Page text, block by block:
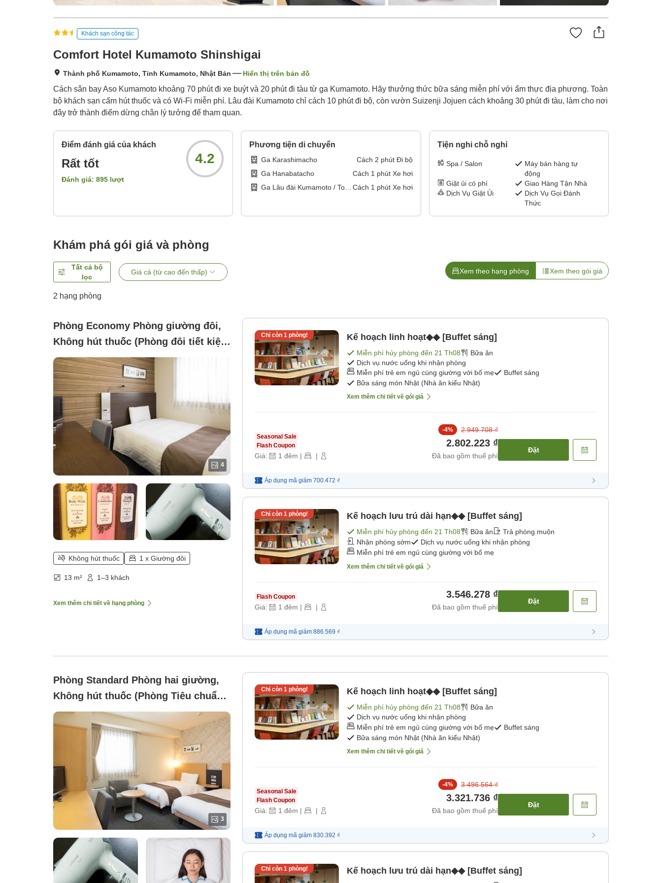
Khách sạn công tác
Comfort Hotel Kumamoto Shinshigai
Thành phố Kumamoto, Tỉnh Kumamoto, Nhật Bản Hiển thị trên bản đồ
Cách sân bay Aso Kumamoto khoảng 70 phút đi xe buýt và 20 phút đi tàu từ ga Kumamoto. Hãy thưởng thức bữa sáng miễn phí với ẩm thực địa phương. Toàn
bộ khách sạn cấm hút thuốc và có Wi-Fi miễn phí. Lâu đài Kumamoto chỉ cách 10 phút đi bộ, còn vườn Suizenji Jojuen cách khoảng 30 phút đi tàu, làm cho nơi
đây trở thành điểm dừng chân lý tưởng để tham quan.
Điểm đánh giá của khách
Rất tốt
Đánh giá: 895 lượt
4.2
Phương tiện di chuyển
Ga Karashimacho Cách 2 phút Đi bộ
Ga Hanabatacho
Cách 1 phút Xe hơi
Ga Lâu đài Kumamoto / Toà Cách 1 phút Xe hơi
Tiện nghi chỗ nghỉ
Spa / Salon
Máy bán hàng tự
động
Giặt ủi có phí
Giao Hàng Tận Nhà
Dịch Vụ Giặt Ủi
Dịch Vụ Gọi Đánh
Thức
Khám phá gói giá và phòng
Tất cả bộ
lọc
Giá cả (từ cao đến thấp) Xem theo hạng phòng Xem theo gói giá
2 hạng phòng
Phòng Economy Phòng giường đôi,
Không hút thuốc (Phòng đôi tiết kiệm
không hút thuốc)
4
Không hút thuốc 1 x Giường đôi
13 m² 1–3 khách
Xem thêm chi tiết về hạng phòng
Chỉ còn 1phòng! Kế hoạch linh hoạt◆◆ [Buffet sáng]
Miễn phí hủy phòng đến 21 Th08
Bữa ăn
Dịch vụ nước uống khi nhận phòng
Miễn phí trẻ em ngủ cùng giường với bố mẹ
Buffet sáng
Bữa sáng món Nhật (Nhà ăn kiểu Nhật)
Xem thêm chi tiết về gói giá
Seasonal Sale
Flash Coupon
Giá: 1 đêm | |
-4% 2.949.708 ₫
2.802.223 ₫
Đã bao gồm thuế phí
Đặt
Áp dụng mã giảm 700.472 ₫
Chỉ còn 1phòng! Kế hoạch lưu trú dài hạn◆◆ [Buffet sáng]
Miễn phí hủy phòng đến 21 Th08 Bữa ăn
Trả phòng muộn
Nhận phòng sớm
Dịch vụ nước uống khi nhận phòng
Miễn phí trẻ em ngủ cùng giường với bố mẹ
Xem thêm chi tiết về gói giá
Flash Coupon
Giá: 1 đêm | |
3.546.278 ₫
Đã bao gồm thuế phí
Đặt
Áp dụng mã giảm 886.569 ₫
Phòng Standard Phòng hai giường,
Không hút thuốc (Phòng Tiêu chuẩn
2 giường đơn - Cấm hút thuốc)
3
Chỉ còn 1phòng! Kế hoạch linh hoạt◆◆ [Buffet sáng]
Miễn phí hủy phòng đến 21 Th08
Bữa ăn
Dịch vụ nước uống khi nhận phòng
Miễn phí trẻ em ngủ cùng giường với bố mẹ
Buffet sáng
Bữa sáng món Nhật (Nhà ăn kiểu Nhật)
Xem thêm chi tiết về gói giá
Seasonal Sale
Flash Coupon
Giá: 1 đêm | |
-4% 3.496.564 ₫
3.321.736 ₫
Đã bao gồm thuế phí
Đặt
Áp dụng mã giảm 830.392 ₫
Chỉ còn 1 phòng! Kế hoạch lưu trú dài hạn◆◆ [Buffet sáng]